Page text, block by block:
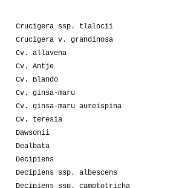
Crucigera ssp. tlalocii
Crucigera v. grandinosa
Cv. allavena
Cv. Antje
Cv. Blando
Cv. ginsa-maru
Cv. ginsa-maru aureispina
Cv. teresia
Dawsonii
Dealbata
Decipiens
Decipiens ssp. albescens
Decipiens ssp. camptotricha